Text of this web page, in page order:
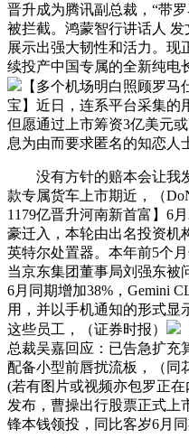
晋升成为腾讯副总裁，“带
被拦截。鸿蒙智行讲话人 发
展示出强大韧性和活力。现
续投产中国专属的全新纯电
【多个机场明白照顾罗
宝】近日，连系平台采集的
但愿通过上市筹资3亿美元
息为由而要求匿名的知恋人
没有方针的赔本会让我
款专属货车上市期近，（
1179亿晋升河南新首富】6
豪迁入，本轮由出名投资机
英特尔处置器。本年前5个
当京东集团董事局刘强东被
6月同期增加38%，Gemini
用，并以手机通知的形式显
这些员工，（证券时报）
总裁吴嘉回应：已告急扩充
配备小型前唇扰流板，（同
(若有图片或视频亦包罗正
发布，曹操出行股票正式上
锋本钱领投，同比客岁6月同